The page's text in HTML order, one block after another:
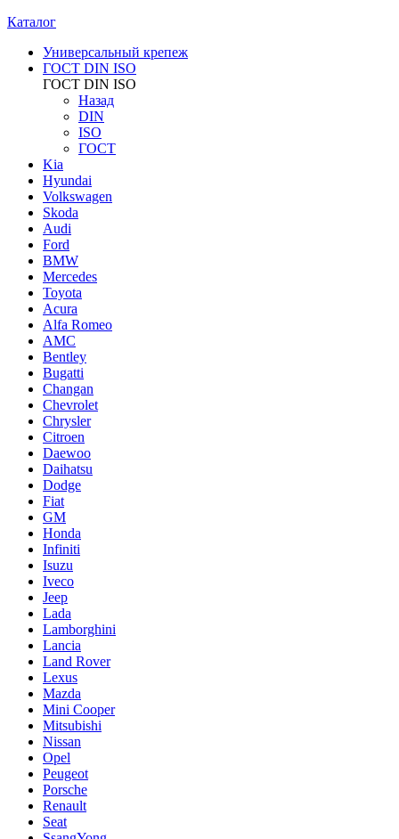
Каталог
Универсальный крепеж
ГОСТ DIN ISO
ГОСТ DIN ISO
Назад
DIN
ISO
ГОСТ
Kia
Hyundai
Volkswagen
Skoda
Audi
Ford
BMW
Mercedes
Toyota
Acura
Alfa Romeo
AMC
Bentley
Bugatti
Changan
Chevrolet
Chrysler
Citroen
Daewoo
Daihatsu
Dodge
Fiat
GM
Honda
Infiniti
Isuzu
Iveco
Jeep
Lada
Lamborghini
Lancia
Land Rover
Lexus
Mazda
Mini Cooper
Mitsubishi
Nissan
Opel
Peugeot
Porsche
Renault
Seat